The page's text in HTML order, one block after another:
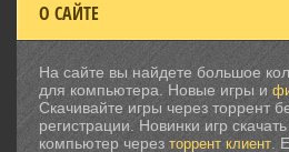
О САЙТЕ
На сайте вы найдете большое
для компьютера. Новые игры и
Скачивайте игры через торрент
регистрации. Новинки игр
компьютер через торрент клиент.